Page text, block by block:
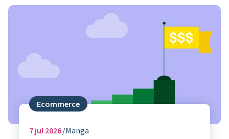
Ecommerce
7jul 2026 Manga